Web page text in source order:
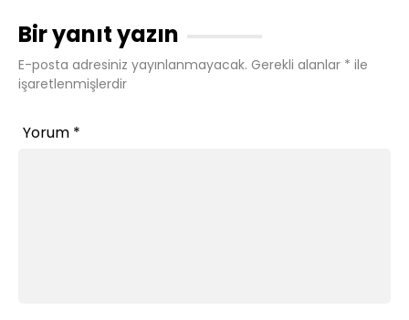
Bir yanıt yazın
E-posta adresiniz yayınlanmayacak. Gerekli alanlar * ile
işaretlenmişlerdir
Yorum *